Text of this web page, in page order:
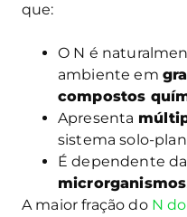
que:
O N é
ambiente em
compostos
Apresenta
sistema solo-
É dependente da
microrganismos
A maior fração do N